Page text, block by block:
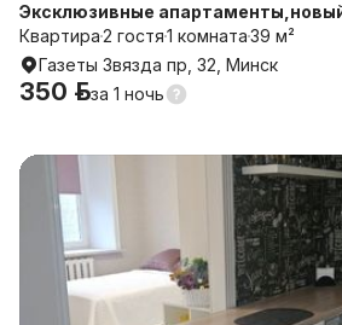
Эксклюзивные апартаменты,новый дизайн-
ремонт,м.Петровщина.
Квартира2 гостя1 комната39 м²
Газеты Звязда пр, 32, Минск
350 р.за 1 ночь